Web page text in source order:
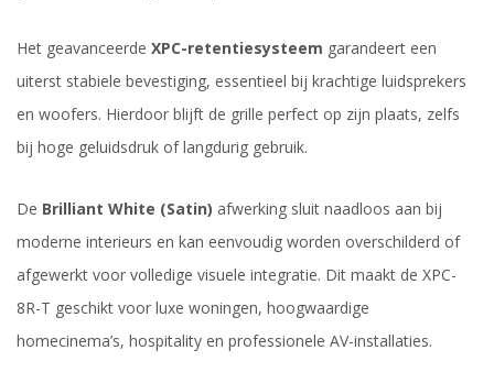
Het geavanceerde XPC-retentiesysteem garandeert een
uiterst stabiele bevestiging, essentieel bij krachtige luidsprekers
en woofers. Hierdoor blijft de grille perfect op zijn plaats, zelfs
bij hoge geluidsdruk of langdurig gebruik.
De Brilliant White (Satin) afwerking sluit naadloos aan bij
moderne interieurs en kan eenvoudig worden overschilderd of
afgewerkt voor volledige visuele integratie. Dit maakt de XPC-
8R-T geschikt voor luxe woningen, hoogwaardige
homecinema’s, hospitality en professionele AV-installaties.